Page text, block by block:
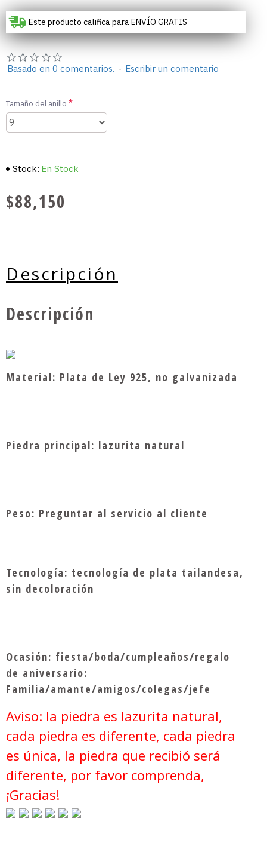
Este producto califica para ENVÍO GRATIS
Basado en 0 comentarios. - Escribir un comentario
$88,150
Stock: En Stock
Tamaño del anillo
Descripción
Descripción
Material: Plata de Ley 925, no galvanizada
Piedra principal: lazurita natural
Peso: Preguntar al servicio al cliente
Tecnología: tecnología de plata tailandesa,
sin decoloración
Ocasión: fiesta/boda/cumpleaños/regalo
de aniversario:
Familia/amante/amigos/colegas/jefe
Aviso: la piedra es lazurita natural,
cada piedra es diferente, cada piedra
es única, la piedra que recibió será
diferente, por favor comprenda,
¡Gracias!